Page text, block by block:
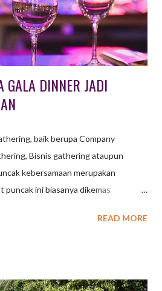
GALA DINNER JADI
baik berupa Company
Bisnis gathering ataupun
kebersamaan merupakan
ini biasanya dikemas
Dinner menjadi kegiatan penting yang
READ MORE